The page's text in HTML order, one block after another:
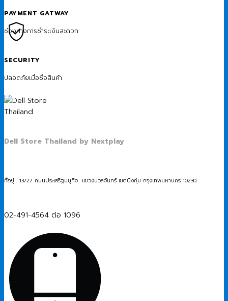
PAYMENT GATWAY
ช่องทางการชำระเงินสะดวก
SECURITY
ปลอดภัยเมื่อซื้อสินค้า
Dell Store Thailand by Nextplay
ที่อยู่ : 13/27 ถนนประเสริฐมนูกิจ แขวงนวลจันทร์ เขตบึงกุ่ม กรุงเทพมหานคร 10230
02-491-4564 ต่อ 1096